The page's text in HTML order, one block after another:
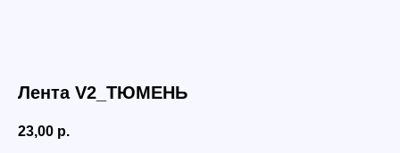
Лента V2_ТЮМЕНЬ
23,00 р.